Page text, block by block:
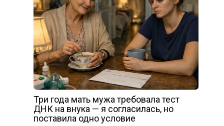
Три года мать мужа требовала тест
ДНК на внука — я согласилась, но
поставила одно условие